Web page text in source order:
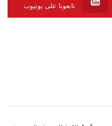
تابعونا على يوتيوب